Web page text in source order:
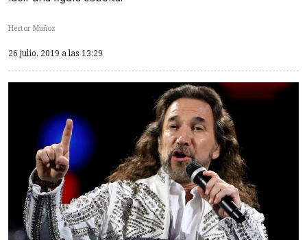
Hector Muñoz
26 julio, 2019 a las 13:29